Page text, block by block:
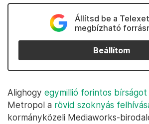
Állítsd be a Telexet
megbízható
Beállítom
Alighogy egymillió forintos bírságot
Metropol a rövid szoknyás
kormányközeli Mediaworks-